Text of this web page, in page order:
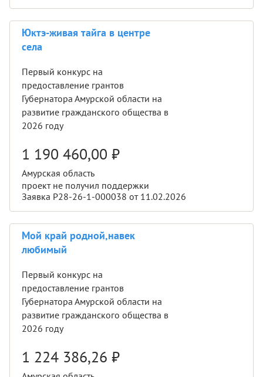
Юктэ-живая тайга в центре
села
Первый конкурс на
предоставление грантов
Губернатора Амурской области на
развитие гражданского общества в
2026 году
1 190 460,00 ₽
Амурская область
проект не получил поддержки
Заявка Р28-26-1-000038 от 11.02.2026
Мой край родной,навек
любимый
Первый конкурс на
предоставление грантов
Губернатора Амурской области на
развитие гражданского общества в
2026 году
1 224 386,26 ₽